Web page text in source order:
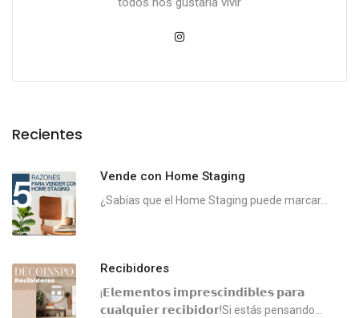
Recientes
Vende con Home Staging
¿Sabías que el Home Staging puede marcar...
Recibidores
¡𝗘𝗹𝗲𝗺𝗲𝗻𝘁𝗼𝘀 𝗶𝗺𝗽𝗿𝗲𝘀𝗰𝗶𝗻𝗱𝗶𝗯𝗹𝗲𝘀 𝗽𝗮𝗿𝗮
𝗰𝘂𝗮𝗹𝗾𝘂𝗶𝗲𝗿 𝗿𝗲𝗰𝗶𝗯𝗶𝗱𝗼𝗿!Si estás pensando...